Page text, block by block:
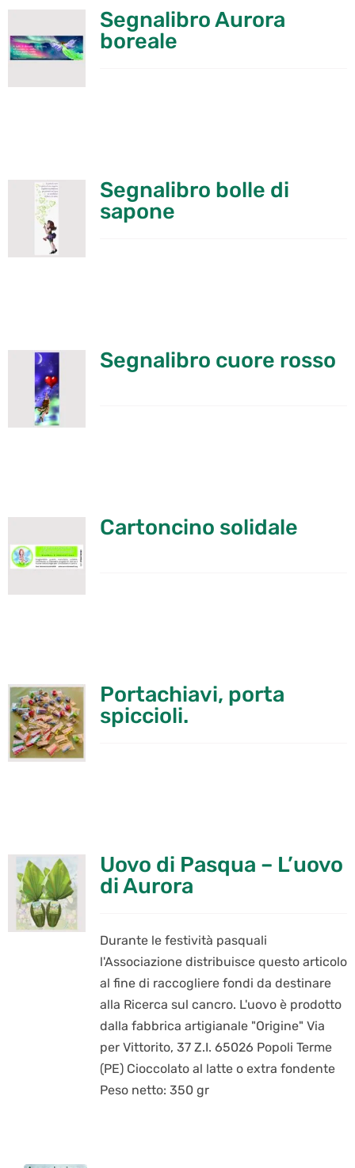
Segnalibro Aurora
boreale
Segnalibro bolle di
sapone
Segnalibro cuore rosso
Cartoncino solidale
Portachiavi, porta
spiccioli.
Uovo di Pasqua – L’uovo
di Aurora
Durante le festività pasquali
l'Associazione distribuisce questo articolo
al fine di raccogliere fondi da destinare
alla Ricerca sul cancro. L'uovo è prodotto
dalla fabbrica artigianale "Origine" Via
per Vittorito, 37 Z.I. 65026 Popoli Terme
(PE) Cioccolato al latte o extra fondente
Peso netto: 350 gr